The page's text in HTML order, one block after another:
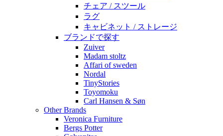
チェア / スツール
ラグ
キャビネット / ストレージ
ブランドで探す
Zuiver
Madam stoltz
Affari of sweden
Nordal
TinyStories
Toyomoku
Carl Hansen & Søn
Other Brands
Veronica Furniture
Bergs Potter